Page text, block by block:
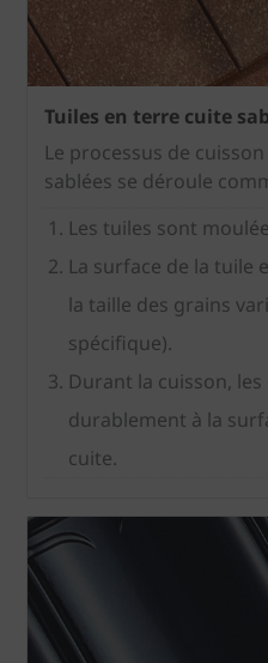
Tuiles en terre cuite
Le processus de
sablées se déroule
Les tuiles sont
La surface de la tuile
la taille des grains
spécifique).
Durant la cuisson,
durablement à la
cuite.